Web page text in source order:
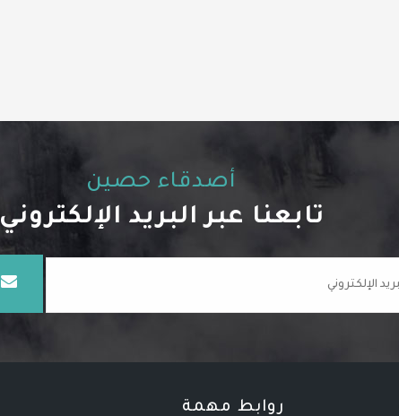
أصدقاء حصين
تابعنا عبر البريد الإلكتروني
روابط مهمة